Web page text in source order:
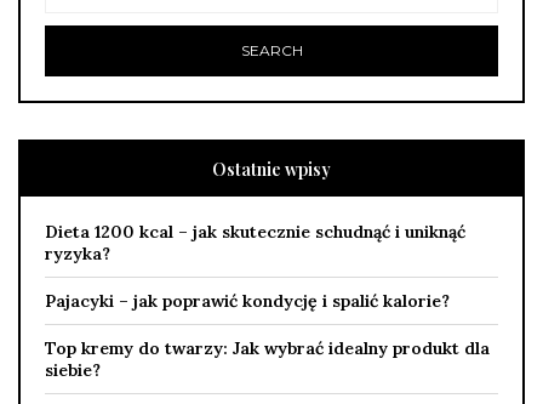
Ostatnie wpisy
Dieta 1200 kcal – jak skutecznie schudnąć i uniknąć
ryzyka?
Pajacyki – jak poprawić kondycję i spalić kalorie?
Top kremy do twarzy: Jak wybrać idealny produkt dla
siebie?